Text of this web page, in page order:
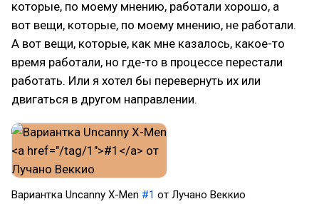
которые, по моему мнению, работали хорошо, а
вот вещи, которые, по моему мнению, не работали.
А вот вещи, которые, как мне казалось, какое-то
время работали, но где-то в процессе перестали
работать. Или я хотел бы перевернуть их или
двигаться в другом направлении.
Вариантка Uncanny X-Men #1 от Лучано Веккио